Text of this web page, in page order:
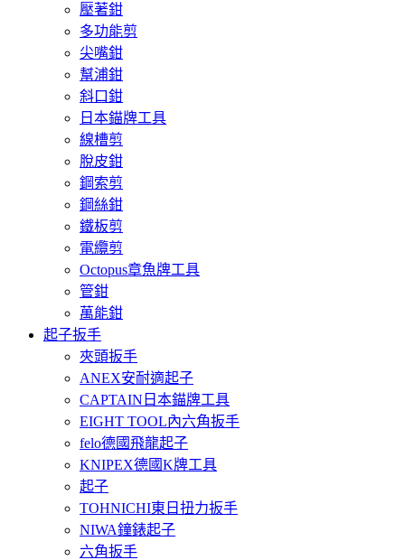
壓著鉗
多功能剪
尖嘴鉗
幫浦鉗
斜口鉗
日本錨牌工具
線槽剪
脫皮鉗
鋼索剪
鋼絲鉗
鐵板剪
電纜剪
Octopus章魚牌工具
管鉗
萬能鉗
起子扳手
夾頭扳手
ANEX安耐適起子
CAPTAIN日本錨牌工具
EIGHT TOOL內六角扳手
felo德國飛龍起子
KNIPEX德國K牌工具
起子
TOHNICHI東日扭力扳手
NIWA鐘錶起子
六角扳手